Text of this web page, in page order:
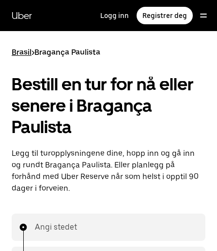
hovedinnholdet
Uber Logg inn Registrer deg
Brasil>Bragança Paulista
Bestill en tur for nå eller
senere i Bragança
Paulista
Legg til turopplysningene dine, hopp inn og gå inn
og rundt Bragança Paulista. Eller planlegg på
forhånd med Uber Reserve når som helst i opptil 90
dager i forveien.
Angi stedet